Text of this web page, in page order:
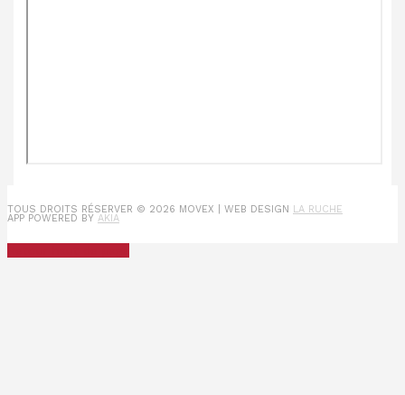
TOUS DROITS RÉSERVER © 2026 MOVEX | WEB DESIGN LA RUCHE
APP POWERED BY AKIA